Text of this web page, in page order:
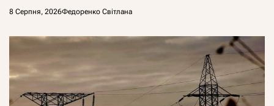
8 Серпня, 2026Федоренко Світлана